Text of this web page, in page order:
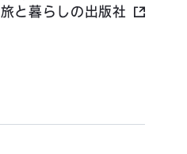
旅と暮らしの出版社